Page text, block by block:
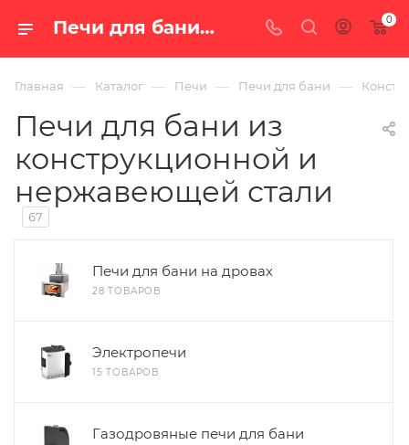
Печи для бани из конструкционной и нержавеющей стали — купить в Екатеринбурге, цены в интернет-магазине «100 печей.ру» 0
Главная — Каталог — Печи — Печи для бани —
Печи для бани из
конструкционной и
нержавеющей стали
67
Печи для бани на дровах
28 ТОВАРОВ
Электропечи
15 ТОВАРОВ
Газодровяные печи для бани